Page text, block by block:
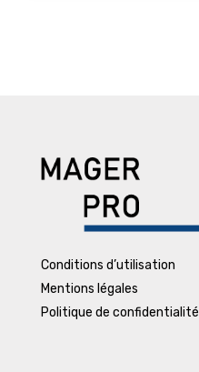
Conditions d’utilisation
Mentions légales
Politique de confidentialité